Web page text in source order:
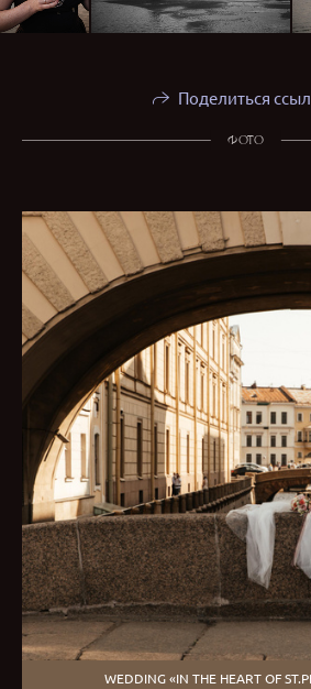
Поделиться
ФОТО
WEDDING «IN THE HEART OF